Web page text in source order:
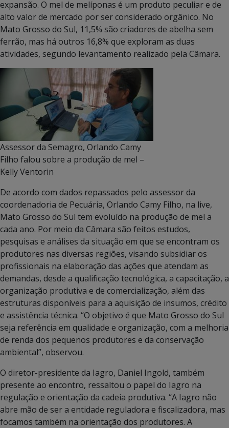
expansão. O mel de melíponas é um produto peculiar e de
alto valor de mercado por ser considerado orgânico. No
Mato Grosso do Sul, 11,5% são criadores de abelha sem
ferrão, mas há outros 16,8% que exploram as duas
atividades, segundo levantamento realizado pela Câmara.
Assessor da Semagro, Orlando Camy
Filho falou sobre a produção de mel –
Kelly Ventorin
De acordo com dados repassados pelo assessor da
coordenadoria de Pecuária, Orlando Camy Filho, na live,
Mato Grosso do Sul tem evoluído na produção de mel a
cada ano. Por meio da Câmara são feitos estudos,
pesquisas e análises da situação em que se encontram os
produtores nas diversas regiões, visando subsidiar os
profissionais na elaboração das ações que atendam as
demandas, desde a qualificação tecnológica, a capacitação, a
organização produtiva e de comercialização, além das
estruturas disponíveis para a aquisição de insumos, crédito
e assistência técnica. “O objetivo é que Mato Grosso do Sul
seja referência em qualidade e organização, com a melhoria
de renda dos pequenos produtores e da conservação
ambiental”, observou.
O diretor-presidente da Iagro, Daniel Ingold, também
presente ao encontro, ressaltou o papel do Iagro na
regulação e orientação da cadeia produtiva. “A Iagro não
abre mão de ser a entidade reguladora e fiscalizadora, mas
focamos também na orientação dos produtores. A